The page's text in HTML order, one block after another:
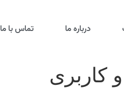
درباره ما تماس با ما